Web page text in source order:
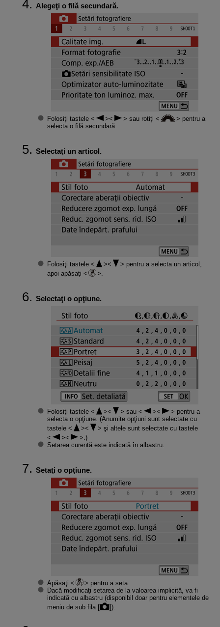
Alegeţi o filă secundară.
Folosiţi tastele sau rotiţi
pentru a
selecta o filă secundară.
Selectaţi un articol.
Folosiţi tastele
pentru a selecta un articol,
apoi apăsaţi
Selectaţi o opţiune.
Folosiţi tastele sau
pentru a
selecta o opţiune. (Anumite opţiuni sunt selectate cu
tastele
şi altele sunt selectate cu tastele
.)
Setarea curentă este indicată în albastru.
Setaţi o opţiune.
Apăsaţi
pentru a seta.
Dacă modificaţi setarea de la valoarea implicită, va fi
indicată cu albastru (disponibil doar pentru elementele de
meniu de sub fila [
]).